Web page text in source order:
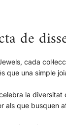
de
cada
que una simple
la
als que busquen